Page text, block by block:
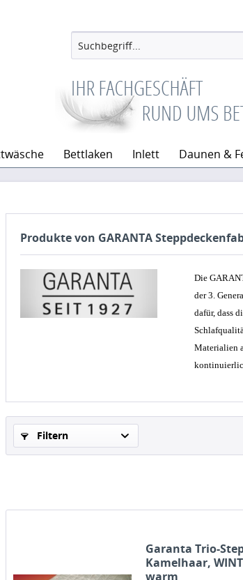
Bettlaken Inlett Daunen &
Produkte von GARANTA
Die
der 3.
dafür, dass
Materialien
Filtern
Garanta Trio-
Kamelhaar,
warm